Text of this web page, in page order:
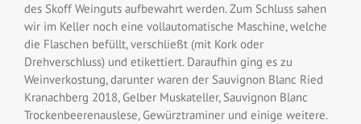
des Skoff Weinguts aufbewahrt werden. Zum Schluss sahen
wir im Keller noch eine vollautomatische Maschine, welche
die Flaschen befüllt, verschließt (mit Kork oder
Drehverschluss) und etikettiert. Daraufhin ging es zu
Weinverkostung, darunter waren der Sauvignon Blanc Ried
Kranachberg 2018, Gelber Muskateller, Sauvignon Blanc
Trockenbeerenauslese, Gewürztraminer und einige weitere.